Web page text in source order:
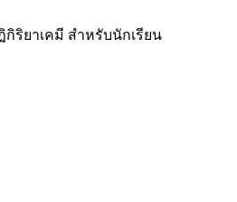
กิริยาเคมี สำหรับนักเรียน